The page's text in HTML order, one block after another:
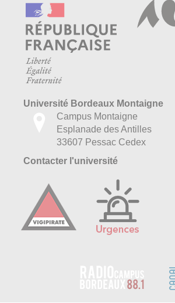
Université Bordeaux Montaigne
Campus Montaigne
Esplanade des Antilles
33607 Pessac Cedex
Contacter l'université